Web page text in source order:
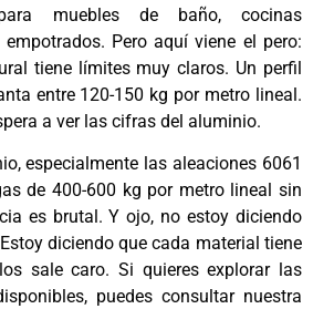
muebles de baño, cocinas
Pero aquí viene el pero:
tiene límites muy claros. Un perfil
entre 120-150 kg por metro lineal.
a ver las cifras del aluminio.
especialmente las aleaciones 6061
de 400-600 kg por metro lineal sin
es brutal. Y ojo, no estoy diciendo
diciendo que cada material tiene
sale caro. Si quieres explorar las
puedes consultar nuestra